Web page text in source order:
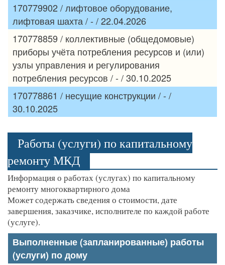
170779902 / лифтовое оборудование,
лифтовая шахта / - / 22.04.2026
170778859 / коллективные (общедомовые)
приборы учёта потребления ресурсов и (или)
узлы управления и регулирования
потребления ресурсов / - / 30.10.2025
170778861 / несущие конструкции / - /
30.10.2025
Работы (услуги) по капитальному
ремонту МКД
Информация о работах (услугах) по капитальному
ремонту многоквартирного дома
Может содержать сведения о стоимости, дате
завершения, заказчике, исполнителе по каждой работе
(услуге).
Выполненные (запланированные) работы
(услуги) по дому